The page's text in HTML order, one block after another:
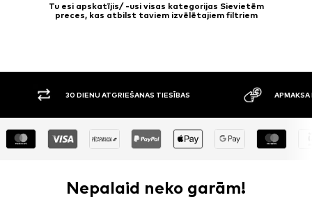
Tu esi apskatījis/ -usi visas kategorijas Sievietēm
preces, kas atbilst taviem izvēlētajiem filtriem
30 DIENU ATGRIEŠANAS TIESĪBAS APMAKSA
Nepalaid neko garām!